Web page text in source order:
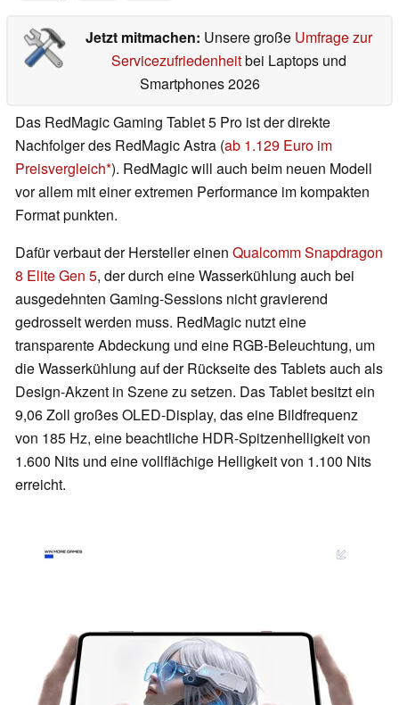
Jetzt mitmachen: Unsere große Umfrage zur
Servicezufriedenheitbei Laptops und
Smartphones 2026
Das RedMagic Gaming Tablet 5 Pro ist der direkte
Nachfolger des RedMagic Astra (ab 1.129 Euro im
Preisvergleich ). RedMagic will auch beim neuen Modell
vor allem mit einer extremen Performance im kompakten
Format punkten.
Dafür verbaut der Hersteller einen Qualcomm Snapdragon
8 Elite Gen 5, der durch eine Wasserkühlung auch bei
ausgedehnten Gaming-Sessions nicht gravierend
gedrosselt werden muss. RedMagic nutzt eine
transparente Abdeckung und eine RGB-Beleuchtung, um
die Wasserkühlung auf der Rückseite des Tablets auch als
Design-Akzent in Szene zu setzen. Das Tablet besitzt ein
9,06 Zoll großes OLED-Display, das eine Bildfrequenz
von 185 Hz, eine beachtliche HDR-Spitzenhelligkeit von
1.600 Nits und eine vollflächige Helligkeit von 1.100 Nits
erreicht.